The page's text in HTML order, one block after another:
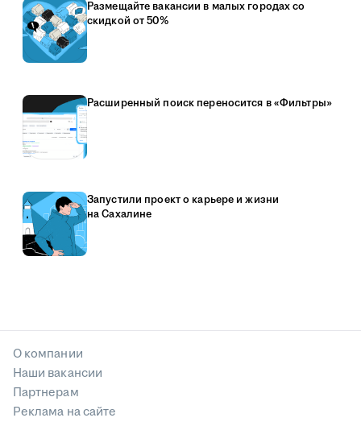
Размещайте вакансии в малых городах со
скидкой от 50%
Расширенный поиск переносится в «Фильтры»
Запустили проект о карьере и жизни
на Сахалине
О компании
Наши вакансии
Партнерам
Реклама на сайте